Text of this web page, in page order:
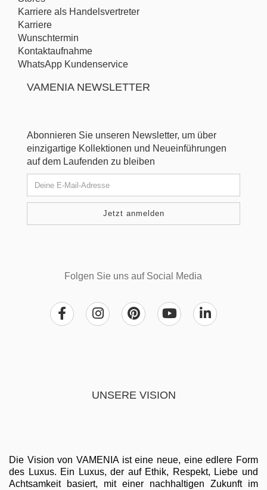
Karriere als Handelsvertreter
Karriere
Wunschtermin
Kontaktaufnahme
WhatsApp Kundenservice
VAMENIA NEWSLETTER
Abonnieren Sie unseren Newsletter, um über
einzigartige Kollektionen und Neueinführungen
auf dem Laufenden zu bleiben
Folgen Sie uns auf Social Media
UNSERE VISION
Die Vision von VAMENIA ist eine neue, eine edlere Form
des Luxus. Ein Luxus, der auf Ethik, Respekt, Liebe und
Achtsamkeit basiert, mit einer nachhaltigen Zukunft im